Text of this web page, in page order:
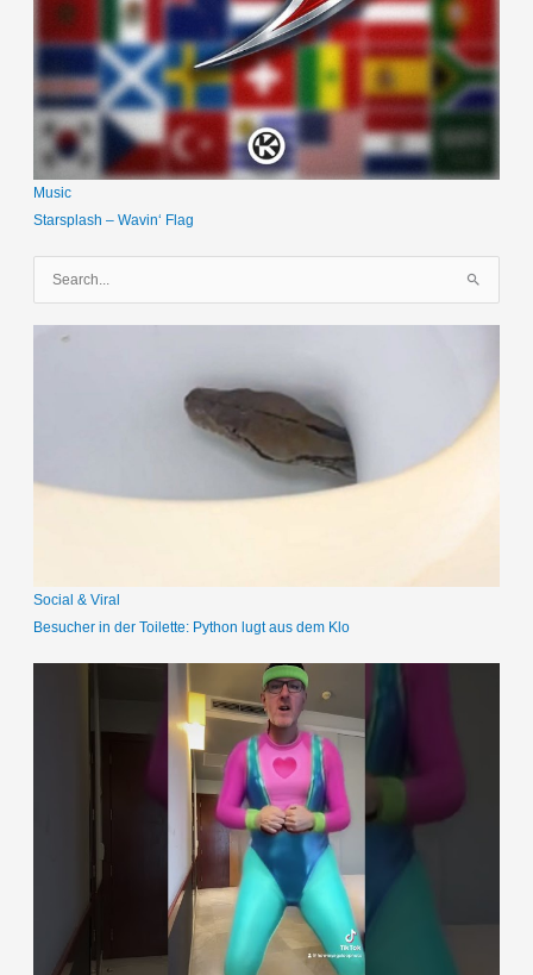
Music
Starsplash – Wavin‘ Flag
c
c
Social & Viral
Besucher in der Toilette: Python lugt aus dem Klo